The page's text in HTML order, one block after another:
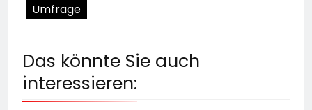
Umfrage
Das könnte Sie auch
interessieren: